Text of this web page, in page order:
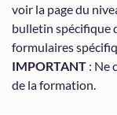
voir la page du
bulletin spécifique
formulaires
IMPORTANT : Ne
de la formation.